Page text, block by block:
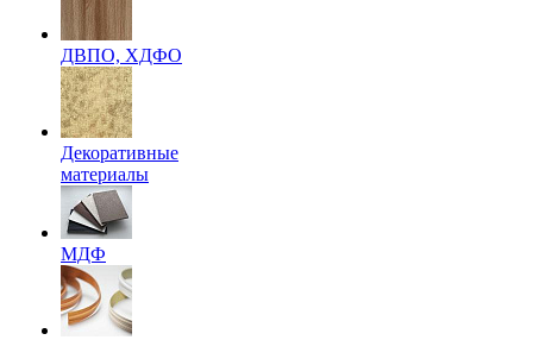
ДВПО, ХДФО
Декоративные
материалы
МДФ